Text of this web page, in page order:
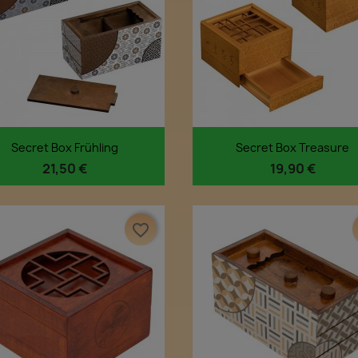
Vorschau
Secret Box Frühling
21,50 €
Vorschau
Secret Box Treasure
19,90 €
favorite_border